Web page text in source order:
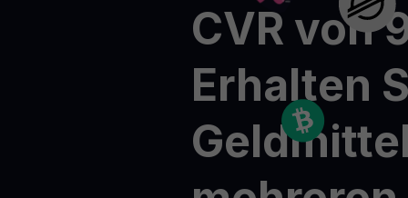
CVR von
Erhalten
Geldmittel